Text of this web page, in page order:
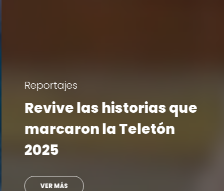
Reportajes
Revive las historias que
marcaron la Teletón
2025
VER MÁS